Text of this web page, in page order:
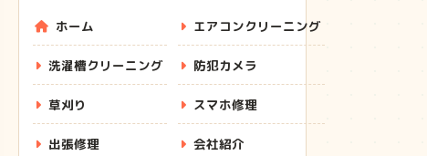
ホーム エアコンクリーニング
洗濯槽クリーニング 防犯カメラ
草刈り スマホ修理
出張修理 会社紹介